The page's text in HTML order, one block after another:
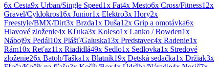
6x Cesta9x Urban/Single Speed1x Fat4x Mesto6x Cross/Fitness12x
Gravel/Cyklokros16x Junior1x Elektro3x Hory2x
Freestyle/BMX/Dirt3x Brzda1x Duša12x Grip a omotávka6x
Hlavové zloženie4x Kľuka3x Koleso1x Lanko / Bowden1x
Náboj9x Pedál10x Plášť/Galuska13x Predstavec4x Radenie1x
Rám10x Reťaz11x Riadidlá49x Sedlo1x Sedlovka1x Stredové
zloženie26x Batoh/Taška1x Blatník19x Detská sedačka1x Držiak3x